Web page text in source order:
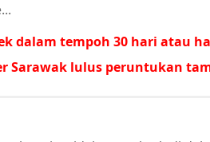
dalam tempoh 30 hari atau
Sarawak lulus peruntukan